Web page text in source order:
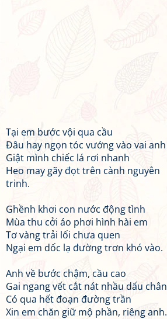
Tại em bước vội qua cầu
Đâu hay ngọn tóc vướng vào vai anh
Giật mình chiếc lá rơi nhanh
Heo may gãy đọt trên cành nguyên
trinh.
Ghềnh khơi con nước động tình
Mùa thu cởi áo phơi hình hài em
Tơ vàng trải lối chưa quen
Ngại em dốc lạ đường trơn khó vào.
Anh về bước chậm, cầu cao
Gai ngang vết cắt nát nhầu dấu chân
Có qua hết đoạn đường trần
Xin em chăn giữ mộ phần, riêng anh.